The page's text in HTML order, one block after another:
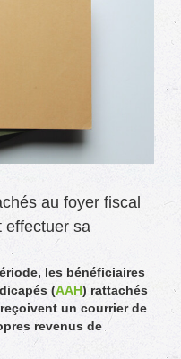
au foyer fiscal
effectuer sa
les bénéficiaires
(AAH) rattachés
un courrier de
revenus de